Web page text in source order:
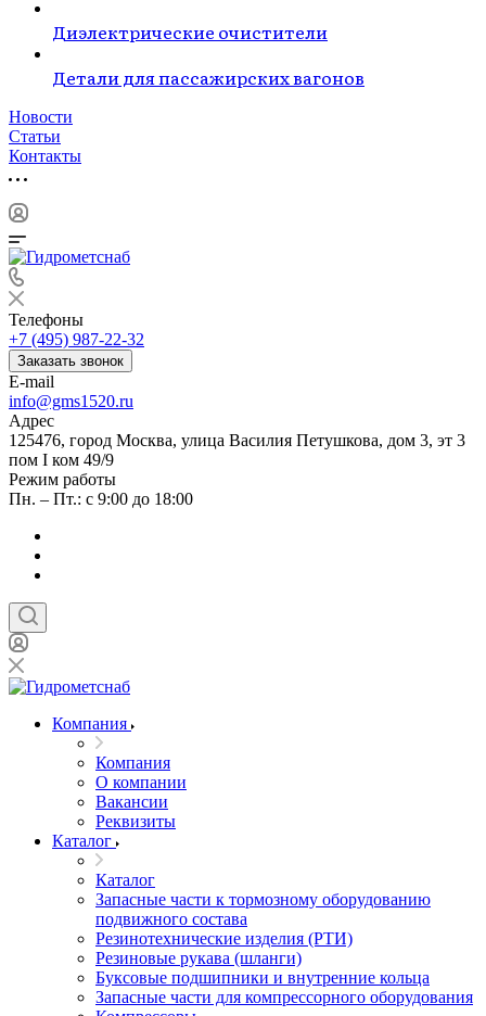
Диэлектрические очистители
Детали для пассажирских вагонов
Новости
Статьи
Контакты
Телефоны
+7 (495) 987-22-32
Заказать звонок
E-mail
info@gms1520.ru
Адрес
125476, город Москва, улица Василия Петушкова, дом 3, эт 3
пом I ком 49/9
Режим работы
Пн. – Пт.: с 9:00 до 18:00
Компания
Компания
О компании
Вакансии
Реквизиты
Каталог
Каталог
Запасные части к тормозному оборудованию
подвижного состава
Резинотехнические изделия (РТИ)
Резиновые рукава (шланги)
Буксовые подшипники и внутренние кольца
Запасные части для компрессорного оборудования